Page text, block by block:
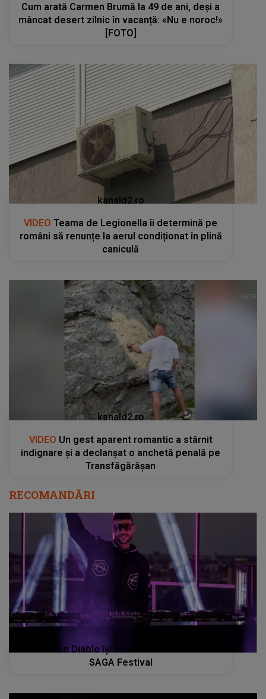
Cum arată Carmen Brumă la 49 de ani, deși a
mâncat desert zilnic în vacanță: «Nu e noroc!»
[FOTO]
kanald2.ro
VIDEO Teama de Legionella îi determină pe
români să renunțe la aerul condiționat în plină
caniculă
kanald2.ro
VIDEO Un gest aparent romantic a stârnit
indignare și a declanșat o anchetă penală pe
Transfăgărășan
RECOMANDĂRI
DJ-ul Don Diablo își lansează noul album la
SAGA Festival